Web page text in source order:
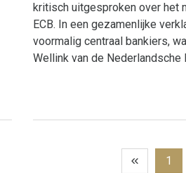
kritisch uitgesproken over het
ECB. In een gezamenlijke
voormalig centraal bankiers,
Wellink van de Nederlandsche
1